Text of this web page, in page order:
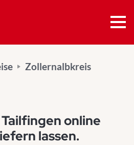
Zollernalbkreis
online
lassen.